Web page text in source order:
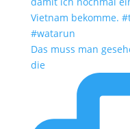
Das muss man
die